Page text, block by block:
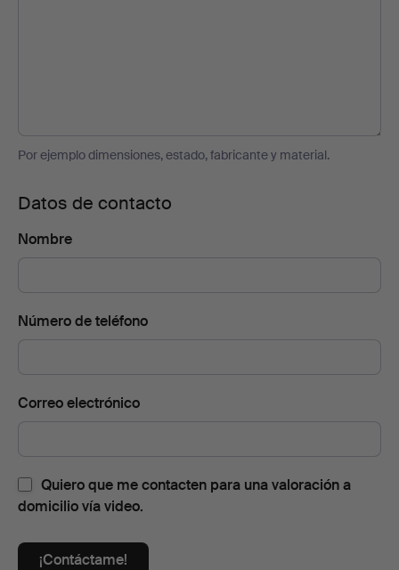
Por ejemplo dimensiones, estado, fabricante y material.
Datos de contacto
Nombre
Número de teléfono
Correo electrónico
Quiero que me contacten para una valoración a
domicilio vía video.
¡Contáctame!